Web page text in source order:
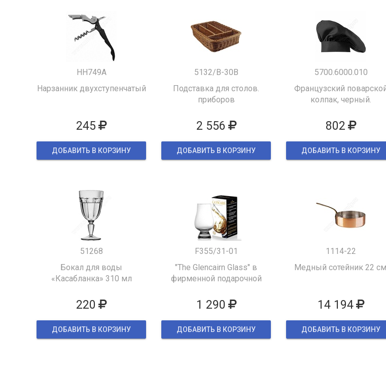
HH749A
Нарзанник двухступенчатый
245
ДОБАВИТЬ В КОРЗИНУ
5132/B-30B
Подставка для столов.
приборов
2 556
ДОБАВИТЬ В КОРЗИНУ
5700.6000.010
Французский
колпак, черный.
802
ДОБАВИТЬ В КОРЗИНУ
51268
Бокал для воды
«Касабланка» 310 мл
220
ДОБАВИТЬ В КОРЗИНУ
F355/31-01
"The Glencairn Glass" в
фирменной подарочной
1 290
ДОБАВИТЬ В КОРЗИНУ
1114-22
Медный сотейник 22
14 194
ДОБАВИТЬ В КОРЗИНУ